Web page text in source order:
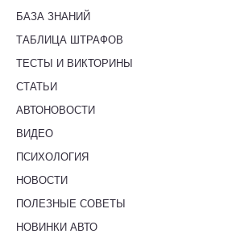
БАЗА ЗНАНИЙ
ТАБЛИЦА ШТРАФОВ
ТЕСТЫ И ВИКТОРИНЫ
СТАТЬИ
АВТОНОВОСТИ
ВИДЕО
ПСИХОЛОГИЯ
НОВОСТИ
ПОЛЕЗНЫЕ СОВЕТЫ
НОВИНКИ АВТО